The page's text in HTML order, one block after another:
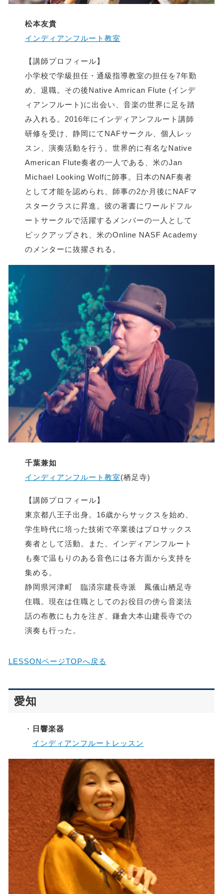
松本友貴
インディアンフルート教室
【講師プロフィール】
小学校で学級担任・通級指導教室の担任を7年勤
め、退職。その後Native Amrican Flute (インデ
ィアンフルート)に出会い、音楽の世界に足を踏
み入れる。2016年にインディアンフルート講師
研修を受け、静岡にてNAFサークル、個人レッ
スン、演奏活動を行う。世界的に有名なNative
American Flute奏者の一人である、米のJan
Michael Looking Wolfに師事。日本のNAF奏者
として才能を認められ、師事の2か月後にNAFマ
スタークラスに昇進。彼の著書にワールドフル
ートサークルで活躍するメンバーの一人として
ピックアップされ、米のOnline NASF Academy
のメンターに抜擢される。
千葉兼如
インディアンフルート教室(栖足寺)
【講師プロフィール】
東京都八王子出身。16歳からサックスを始め、
学生時代に培った技術で卒業後はプロサックス
奏者として活動。また、インディアンフルート
も奏で温もりのある音色には各方面から支持を
集める。
静岡県河津町 臨済宗建長寺派 鳳儀山栖足寺
住職。現在は住職としてのお役目の傍ら音楽法
話の布教にも力を注ぎ、鎌倉大本山建長寺での
演奏も行った。
LESSONページTOPへ戻る
愛知
・
日響楽器
インディアンフルートレッスン